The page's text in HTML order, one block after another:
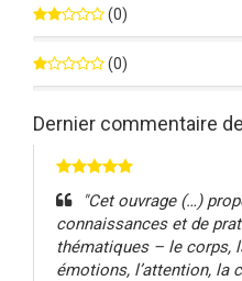
(0)
(0)
Dernier commentaire
"Cet ouvrage (…)
connaissances et de
thématiques – le corps,
émotions, l’attention, la